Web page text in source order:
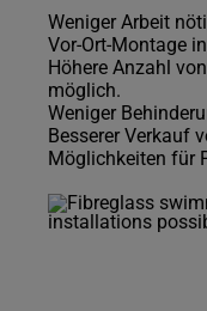
Weniger Arbeit
Vor-Ort-Montage
Höhere Anzahl
möglich.
Weniger
Besserer Verkauf
Möglichkeiten für